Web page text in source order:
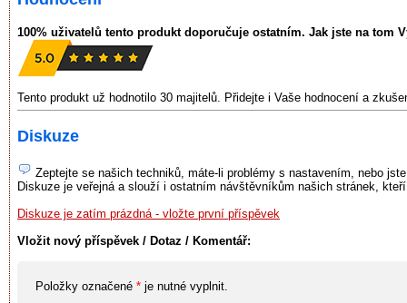
100% uživatelů tento produkt doporučuje ostatním. Jak jste na tom
Tento produkt už hodnotilo 30 majitelů. Přidejte i Vaše hodnocení a
Diskuze
Zeptejte se našich techniků, máte-li problémy s nastavením, nebo
Diskuze je veřejná a slouží i ostatním návštěvníkům našich stránek,
Diskuze je zatím prázdná - vložte první příspěvek
Vložit nový příspěvek / Dotaz / Komentář:
Položky označené * je nutné vyplnit.